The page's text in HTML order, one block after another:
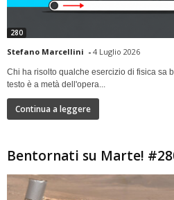
280
Stefano Marcellini - 4 Luglio 2026
Chi ha risolto qualche esercizio di fisica sa
testo è a metà dell'opera...
Continua a leggere
Bentornati su Marte!